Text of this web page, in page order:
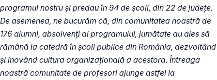
programul nostru și predau în 94 de școli, din 22 de județe.
De asemenea, ne bucurăm că, din comunitatea noastră de
176 alumni, absolvenți ai programului, jumătate au ales să
rămână la catedră în școli publice din România, dezvoltând
și inovând cultura organizațională a acestora. Întreaga
noastră comunitate de profesori ajunge astfel la